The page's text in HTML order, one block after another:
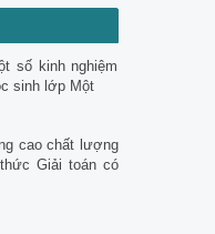
số kinh nghiệm
sinh lớp Một
cao chất lượng
Giải toán có